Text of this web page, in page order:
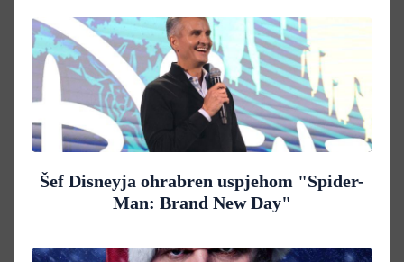
Šef Disneyja ohrabren uspjehom "Spider-
Man: Brand New Day"